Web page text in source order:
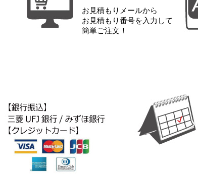
お見積もりメールから
お見積もり番号を入力して
簡単ご注文！